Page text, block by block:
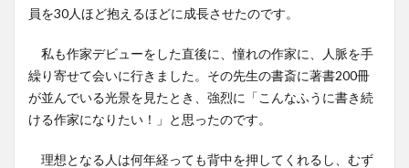
員を30人ほど抱えるほどに成長させたのです。
私も作家デビューをした直後に、憧れの作家に、人脈を手
繰り寄せて会いに行きました。その先生の書斎に著書200冊
が並んでいる光景を見たとき、強烈に「こんなふうに書き続
ける作家になりたい！」と思ったのです。
理想となる人は何年経っても背中を押してくれるし、むず